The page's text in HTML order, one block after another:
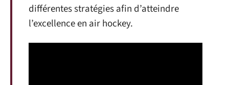
différentes stratégies afin d’atteindre
l’excellence en air hockey.